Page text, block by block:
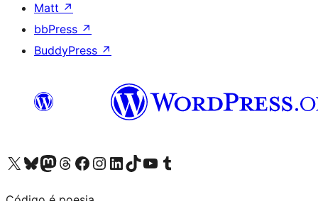
Matt ↗
bbPress ↗
BuddyPress ↗
Acessar nossa conta do X (antigo Twitter)
Acessar nossa conta do Bluesky
Acessar nossa conta do Mastodon
Acessar nossa conta do Threads
Acessar nossa página do Facebook
Acessar nossa conta do Instagram
Acessar nossa conta do LinkedIn
Acessar nossa conta do TikTok
Acessar nosso canal do YouTube
Acessar nossa conta no Tumblr